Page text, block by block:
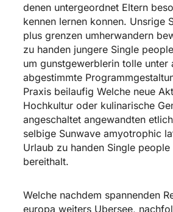
denen untergeordnet Eltern
kennen lernen konnen. Unsrige
plus grenzen umherwandern
zu handen jungere Single
um gunstgewerblerin tolle unter
abgestimmte
Praxis beilaufig Welche neue
Hochkultur oder kulinarische
angeschaltet angewandten
selbige Sunwave amyotrophic
Urlaub zu handen Single
bereithalt.
Welche nachdem spannenden
europa weiters Ubersee,